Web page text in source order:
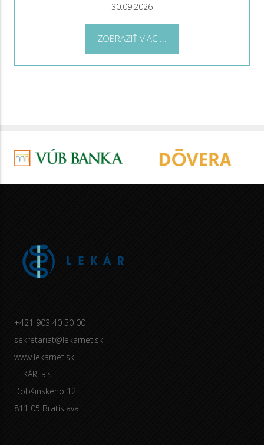
30.09.2026
ZOBRAZIŤ VIAC ...
+421 903 40 50 00
sekretariat@lekarnet.sk
www.lekarnet.sk
LEKÁR, a.s.
Dobšinského 12
811 05 Bratislava